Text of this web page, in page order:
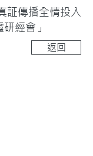
証傳播全情投入
研經會」
返回